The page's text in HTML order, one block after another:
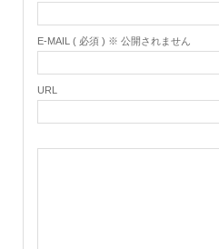
E-MAIL ( 必須 ) ※ 公開されません
URL